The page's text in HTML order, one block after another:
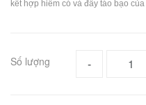
kết hợp hiếm có và đầy táo bạo
Số lượng -